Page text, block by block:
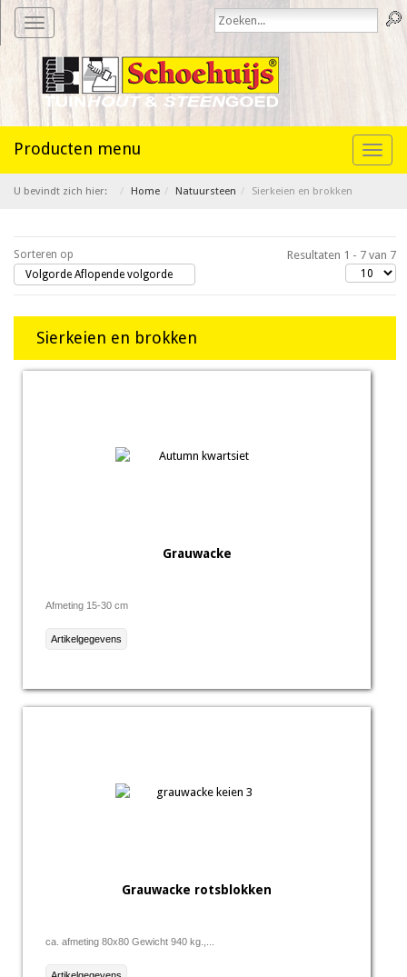
Toggle
navigation
U bevindt zich hier: Home Natuursteen Sierkeien en brokken
Sorteren op
Volgorde Aflopende volgorde
Resultaten 1 - 7 van 7
Sierkeien en brokken
Grauwacke
Afmeting 15-30 cm
Artikelgegevens
Grauwacke rotsblokken
ca. afmeting 80x80 Gewicht 940 kg.,...